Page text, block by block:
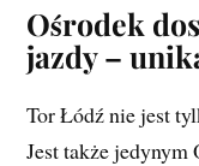
Ośrodek
jazdy –
Tor Łódź nie jest
Jest także